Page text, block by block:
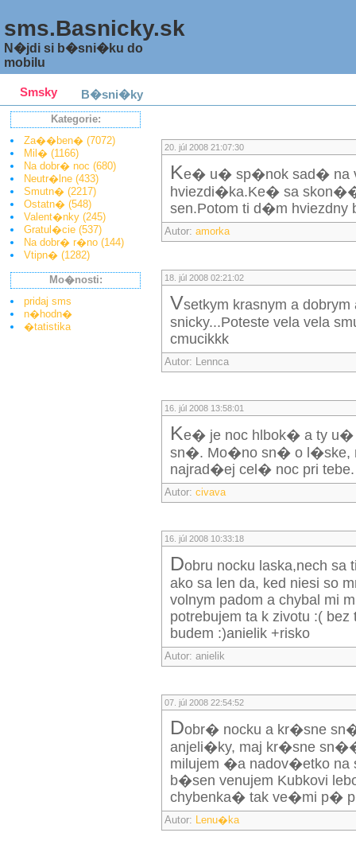
sms.Basnicky.sk
N�jdi si b�sni�ku do
mobilu
Smsky B�sni�ky
Kategorie:
Za��ben� (7072)
Mil� (1166)
Na dobr� noc (680)
Neutr�lne (433)
Smutn� (2217)
Ostatn� (548)
Valent�nky (245)
Gratul�cie (537)
Na dobr� r�no (144)
Vtipn� (1282)
Mo�nosti:
pridaj sms
n�hodn�
�tatistika
20. júl 2008 21:07:30
ke� u� sp�nok sad� na
hviezdi�ka.Ke� sa
sen.Potom ti d�m
Autor: amorka
18. júl 2008 02:21:02
Vsetkym krasnym a
snicky...Poteste vela vela
cmucikkk
Autor: Lennca
16. júl 2008 13:58:01
Ke� je noc hlbok� a ty
sn�. Mo�no sn� o l�ske,
najrad�ej cel� noc pri
Autor: civava
16. júl 2008 10:33:18
dobru nocku laska,nech sa
ako sa len da, ked niesi so
volnym padom a chybal mi
potrebujem ta k zivotu :(
budem :)anielik +risko
Autor: anielik
07. júl 2008 22:54:52
dobr� nocku a kr�sne
anjeli�ky, maj kr�sne
milujem �a nadov�etko
b�sen venujem Kubkovi
chybenka� tak ve�mi p�
Autor: Lenu�ka